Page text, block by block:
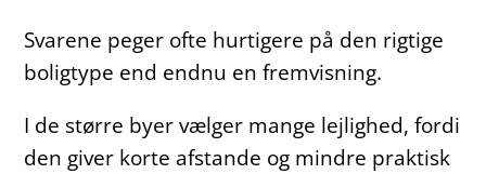
Svarene peger ofte hurtigere på den rigtige
boligtype end endnu en fremvisning.
I de større byer vælger mange lejlighed, fordi
den giver korte afstande og mindre praktisk